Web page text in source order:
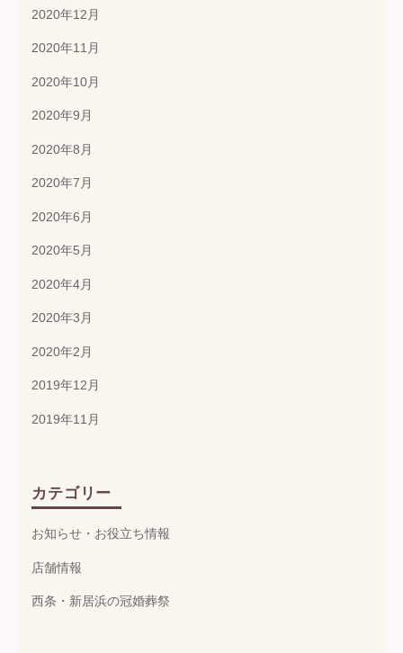
2020年12月
2020年11月
2020年10月
2020年9月
2020年8月
2020年7月
2020年6月
2020年5月
2020年4月
2020年3月
2020年2月
2019年12月
2019年11月
カテゴリー
お知らせ・お役立ち情報
店舗情報
西条・新居浜の冠婚葬祭